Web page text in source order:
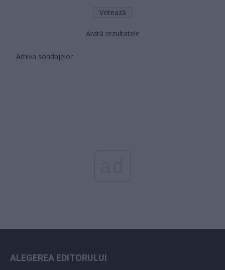
Arată rezultatele
Arhiva sondajelor
ALEGEREA EDITORULUI